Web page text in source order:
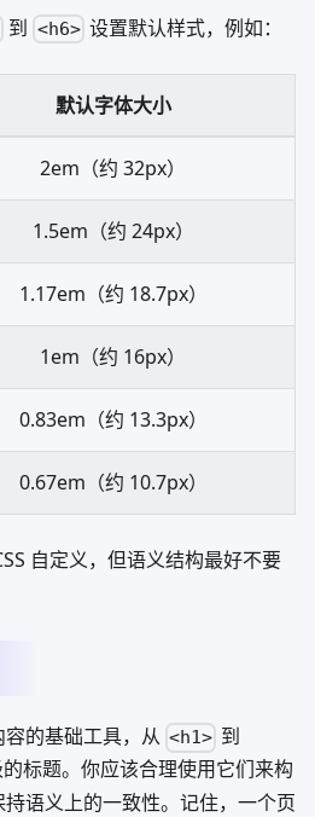
到 <h6> 设置默认样式，例如：
默认字体大小
2em（约 32px）
1.5em（约 24px）
1.17em（约 18.7px）
1em（约 16px）
0.83em（约 13.3px）
0.67em（约 10.7px）
自定义，但语义结构最好不要
的基础工具，从 <h1> 到
标题。你应该合理使用它们来构
语义上的一致性。记住，一个页